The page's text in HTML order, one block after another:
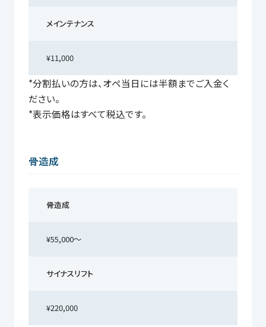
メインテナンス
¥11,000
*分割払いの方は、オペ当日には半額までご入金く
ださい。
*表示価格はすべて税込です。
骨造成
骨造成
¥55,000〜
サイナスリフト
¥220,000